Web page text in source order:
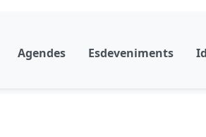
Agendes Esdeveniments